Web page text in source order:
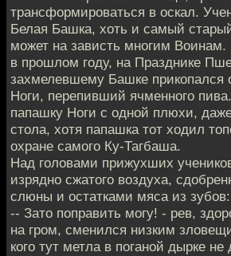
трансформироваться в оскал.
Белая Башка, хоть и самый
может на зависть многим Воинам.
в прошлом году, на Празднике
захмелевшему Башке прикопался
Ноги, перепивший ячменного
папашку Ноги с одной плюхи,
стола, хотя папашка тот ходил
охране самого Ку-Тагбаша.
Над головами прижухших
изрядно сжатого воздуха,
слюны и остатками мяса из зубов:
-- Зато поправить могу! - рев,
на гром, сменился низким
кого тут метла в поганой дырке не